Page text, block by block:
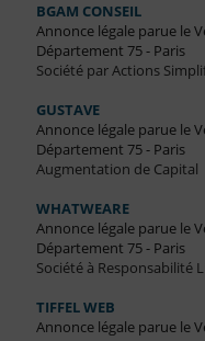
BGAM CONSEIL
Annonce légale parue le
Département 75 - Paris
Société par Actions
GUSTAVE
Annonce légale parue le
Département 75 - Paris
Augmentation de Capital
WHATWEARE
Annonce légale parue le
Département 75 - Paris
Société à Responsabilité
TIFFEL WEB
Annonce légale parue le